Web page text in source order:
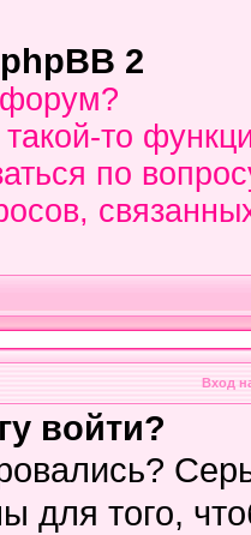
2
форум?
то
по
Вход
войти?
для того,